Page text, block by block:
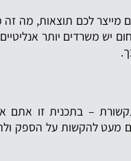
לכם תוצאות, מה זה
משרדים יותר אנליטיים,
– בתכנית זו אתם
להקשות על הספק